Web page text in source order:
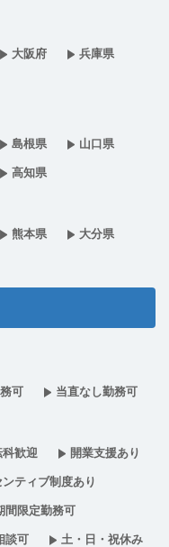
大阪府
兵庫県
島根県
山口県
高知県
熊本県
大分県
可 当直なし勤務可
科歓迎
開業支援あり
ンティブ制度あり
間限定勤務可
談可
土・日・祝休み